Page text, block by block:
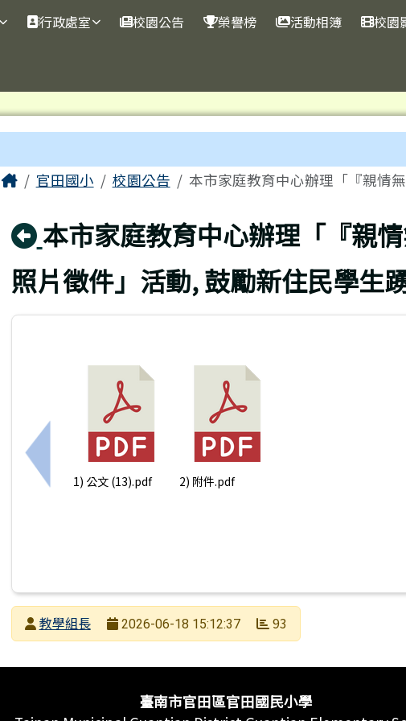
行政處室 校園公告 榮譽榜 活動相簿 校園
主內容區域
Home官田國小 校園公告 本市家庭教育中心辦理「『親情
回上頁
本市家庭教育中心辦理「『親
照片徵件」活動, 鼓勵新住民學生
上一筆：115年臺南市暑期無人機足球體驗營實施計畫
1) 公文 (13).pdf 2) 附件.pdf
發布者教學組長
2026-06-18 15:12:37 93
臺南市官田區官田國民小學